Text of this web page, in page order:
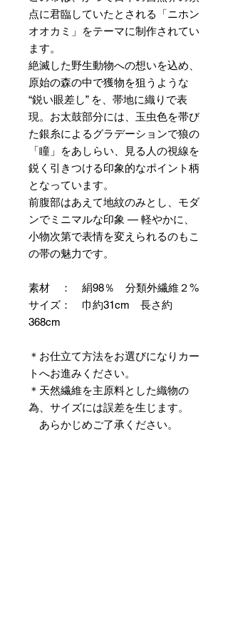
点に君臨していたとされる「ニホン
オオカミ」をテーマに制作されてい
ます。
絶滅した野生動物への想いを込め、
原始の森の中で獲物を狙うような
“鋭い眼差し” を、帯地に織りで表
現。お太鼓部分には、玉虫色を帯び
た銀糸によるグラデーションで狼の
「瞳」をあしらい、見る人の視線を
鋭く引きつける印象的なポイント柄
となっています。
前腹部はあえて地紋のみとし、モダ
ンでミニマルな印象 — 軽やかに、
小物次第で表情を変えられるのもこ
の帯の魅力です。
素材 ： 絹98％ 分類外繊維２%
サイズ： 巾約31cm 長さ約
368cm
＊お仕立て方法をお選びになりカー
トへお進みください。
＊天然繊維を主原料とした織物の
為、サイズには誤差を生じます。
あらかじめご了承ください。